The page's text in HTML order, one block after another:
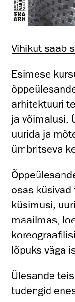
Vihikut saab
Esimese
arhitektuuri
ja võimalusi.
uurida ja
ümbritseva
osas küsivad
küsimusi,
maailmas,
lõpuks väga
Ülesande
tudengid